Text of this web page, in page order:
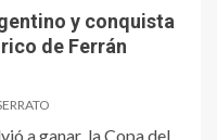
y conquista
de Ferrán
a ganar la Copa del